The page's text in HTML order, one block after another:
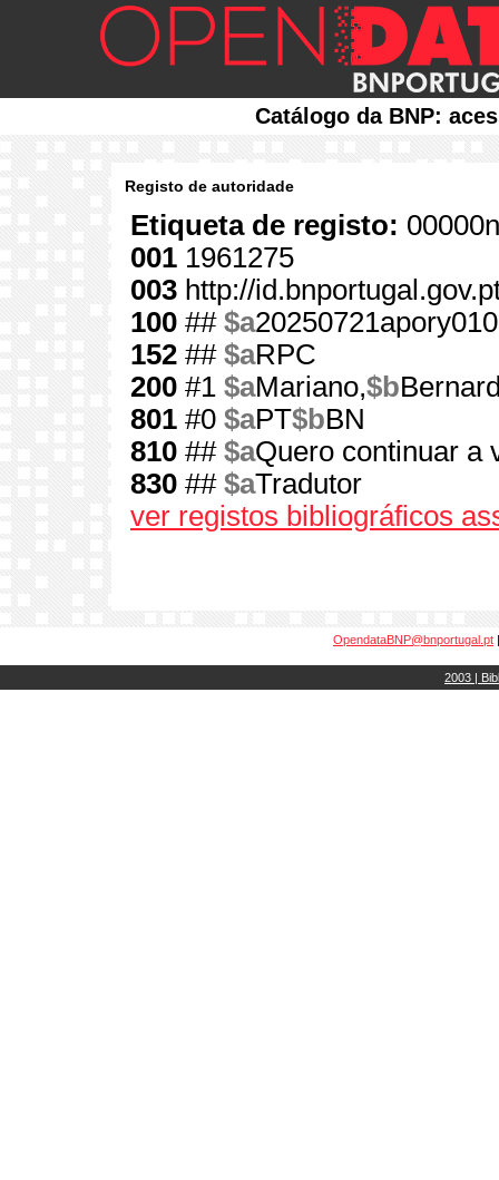
Catálogo da BNP:
Registo de autoridade
Etiqueta de registo:
001 1961275
003 http://
100 ## $a
152 ## $aRPC
200 #1 $aMariano,$b
801 #0 $aPT$bBN
810 ## $aQuero continuar a
830 ## $aTradutor
ver registos bibliográficos
OpendataBNP@bnportugal.pt
2003 |